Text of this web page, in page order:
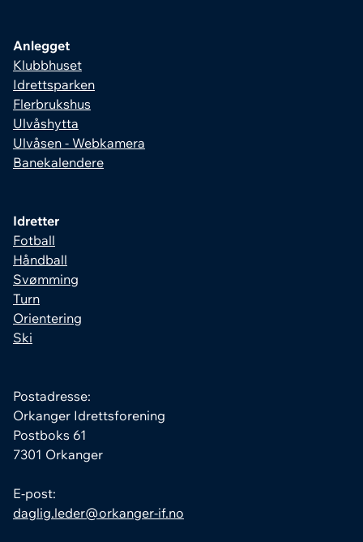
Anlegget
Klubbhuset
Idrettsparken
Flerbrukshus
Ulvåshytta
Ulvåsen - Webkamera
Banekalendere
Idretter
Fotball
Håndball
Svømming
Turn
Orientering
Ski
Postadresse:
Orkanger Idrettsforening
Postboks 61
7301 Orkanger
E-post:
daglig.leder@orkanger-if.no